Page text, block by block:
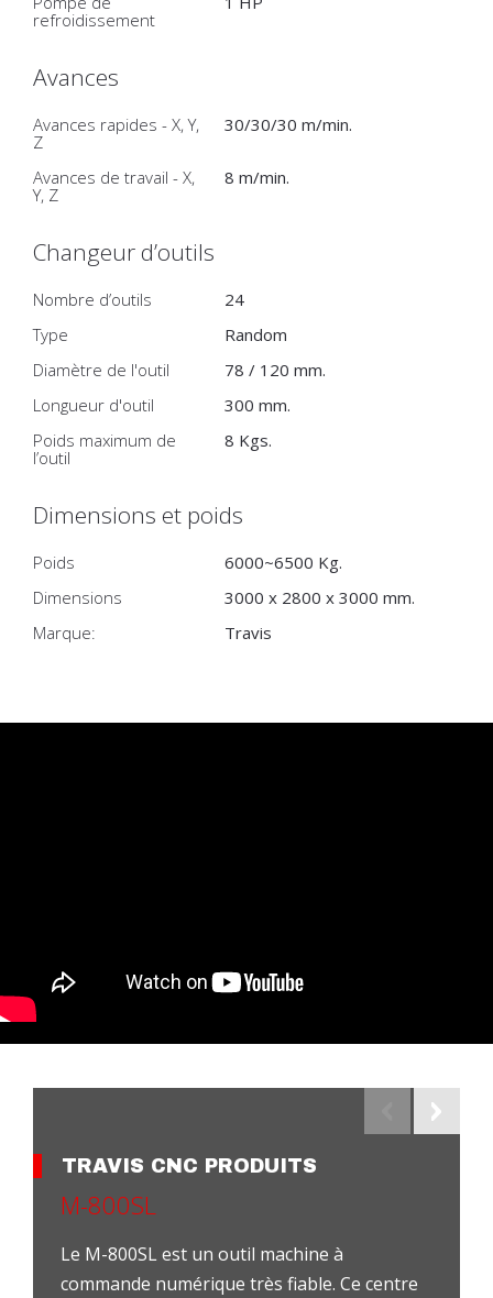
refroidissement
Avances
Avances rapides - X, Y,
Z
30/30/30 m/min.
Avances de travail - X,
Y, Z
8 m/min.
Changeur d’outils
Nombre d’outils
24
Type
Random
Diamètre de l'outil
78 / 120 mm.
Longueur d'outil
300 mm.
Poids maximum de
l’outil
8 Kgs.
Dimensions et poids
Poids
6000~6500 Kg.
Dimensions
3000 x 2800 x 3000 mm.
Marque:
Travis
TRAVIS CNC PRODUITS
M-800SL
Le M-800SL est un outil machine à
commande numérique très fiable. Ce centre